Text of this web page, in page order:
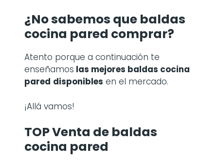
¿No sabemos que baldas
cocina pared comprar?
Atento porque a continuación te
enseñamos las mejores baldas cocina
pared disponibles en el mercado.
¡Allá vamos!
TOP Venta de baldas
cocina pared